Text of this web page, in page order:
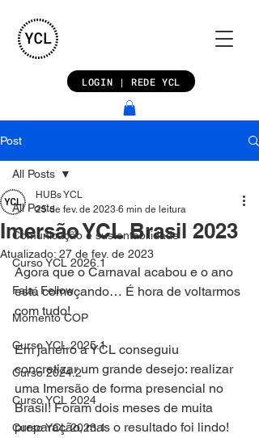
LOGIN | REDE YCL
Post
All Posts
Comunicação e sustentabilidade
Curso YCL 2026.1
Fala, Fellow
Momento COP
Curso YCL 2025.1
Curso 2024.2
Curso YCL 2024
Curso YCL 2023.1
All Posts
Imersão YCL Brasil 2023
HUBs YCL
25 de fev. de 2023 6 min de leitura
Atualizado: 27 de fev. de 2023
Agora que o Carnaval acabou e o ano
está começando… É hora de voltarmos
com tudo!
Em janeiro a YCL conseguiu
concretizar um grande desejo: realizar
uma Imersão de forma presencial no
Brasil! Foram dois meses de muita
preparação, mas o resultado foi lindo!